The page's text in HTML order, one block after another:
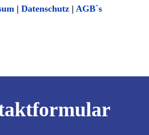
| Datenschutz| AGB`s